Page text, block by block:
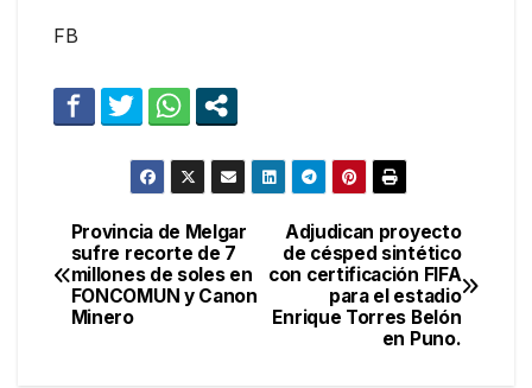
FB
Navegación
de
Adjudican proyecto
de césped sintético
con certificación FIFA
para el estadio
Enrique Torres Belón
en Puno.
Provincia de Melgar
sufre recorte de 7
millones de soles en
FONCOMUN y Canon
Minero